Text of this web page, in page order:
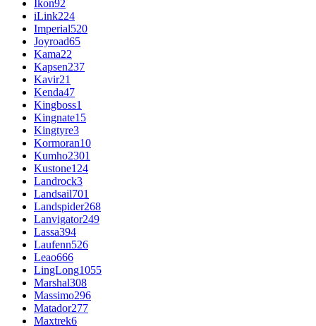
Ikon92
iLink224
Imperial520
Joyroad65
Kama22
Kapsen237
Kavir21
Kenda47
Kingboss1
Kingnate15
Kingtyre3
Kormoran10
Kumho2301
Kustone124
Landrock3
Landsail701
Landspider268
Lanvigator249
Lassa394
Laufenn526
Leao666
LingLong1055
Marshal308
Massimo296
Matador277
Maxtrek6